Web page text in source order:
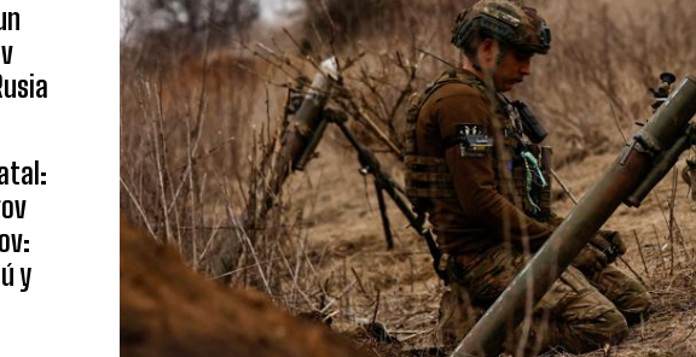
y